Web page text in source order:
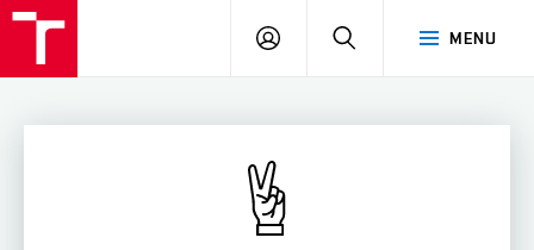
MENU
PŘIHLÁSIT